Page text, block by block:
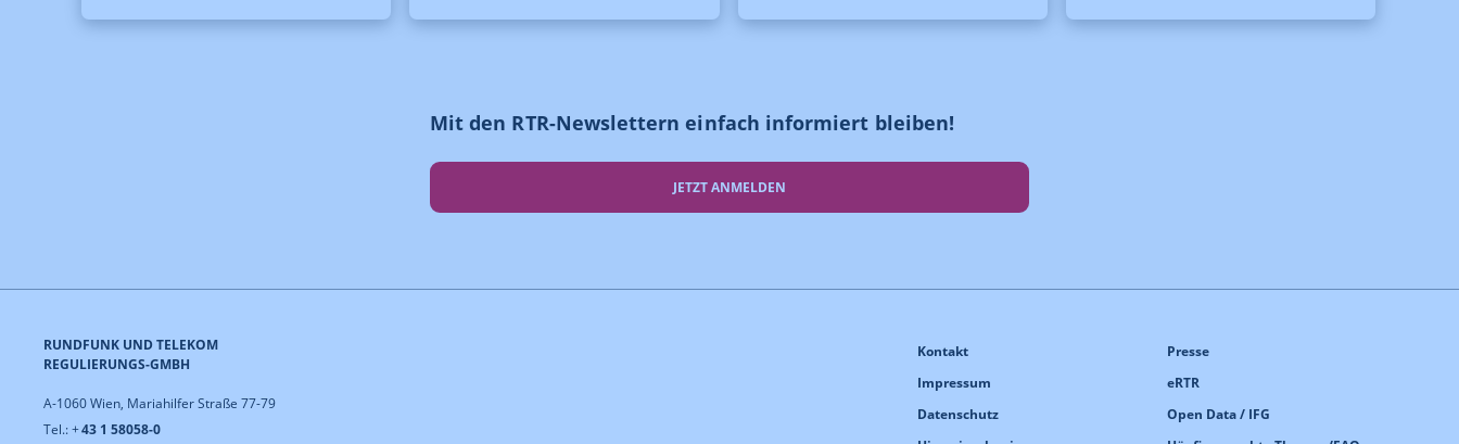
Mit den RTR-Newslettern einfach informiert bleiben!
JETZT ANMELDEN
RUNDFUNK UND TELEKOM
REGULIERUNGS-GMBH
A-1060 Wien, Mariahilfer Straße 77-79
Tel.: +43 1 58058-0
Presse
eRTR
Open Data / IFG
Kontakt
Impressum
Datenschutz